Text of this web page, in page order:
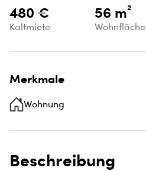
480 €
Kaltmiete
56 m²
Wohnfläche
Merkmale
Wohnung
Beschreibung